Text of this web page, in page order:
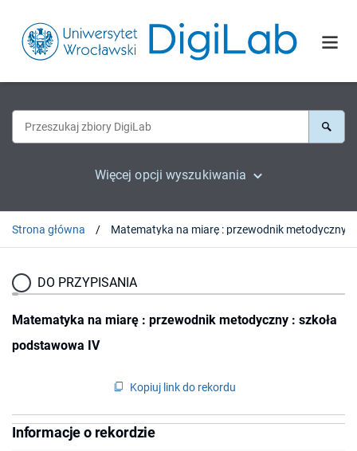
Więcej opcji wyszukiwania
Strona główna
DO PRZYPISANIA
Matematyka na miarę : przewodnik metodyczny : szkoła
podstawowa IV
Kopiuj link do rekordu
Informacje o rekordzie